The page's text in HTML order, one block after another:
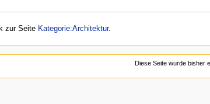
zur Seite Kategorie:Architektur.
Diese Seite wurde bisher